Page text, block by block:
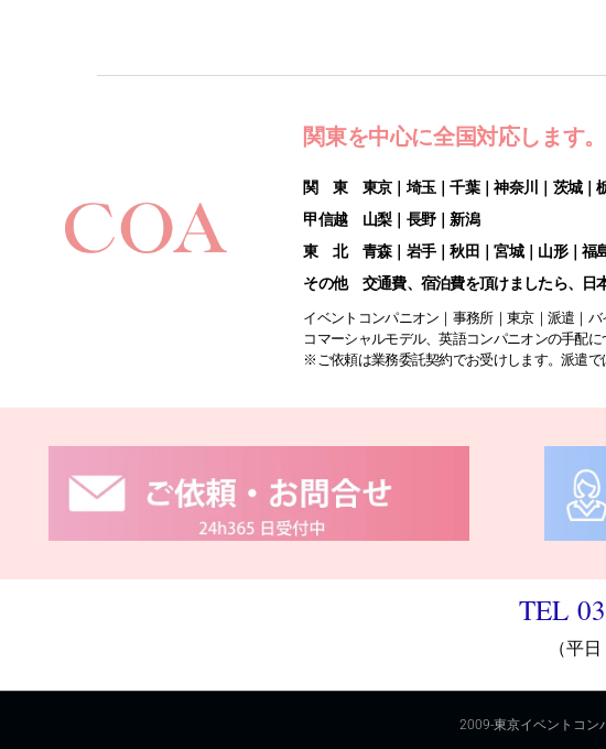
関東を中心に全国対応します。
関 東 東京｜埼玉｜千葉｜神奈川｜茨城｜
甲信越 山梨｜長野｜新潟
東 北 青森｜岩手｜秋田｜宮城｜山形｜福
その他 交通費、宿泊費を頂けましたら、日
イベントコンパニオン｜事務所｜東京｜派遣｜バ
コマーシャルモデル、英語コンパニオンの手配
※ご依頼は業務委託契約でお受けします。派遣で
TEL
（平
2009-東京イベントコン